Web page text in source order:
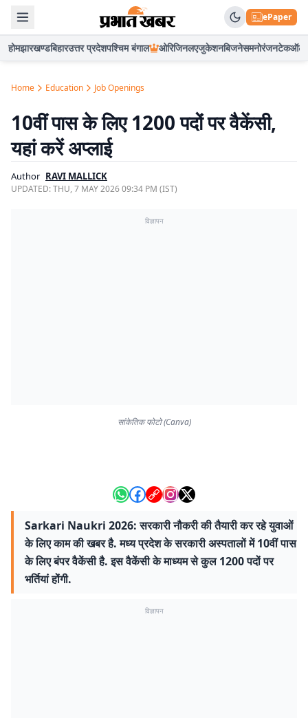
ePaper
होमझारखण्डबिहारउत्तर प्रदेशपश्चिम बंगाल ओरिजिनलएजुकेशनबिजनेसमनोरंजनटेकऑटो
Home Education Job Openings
10वीं पास के लिए 1200 पदों पर वैकेंसी,
यहां करें अप्लाई
Author RAVI MALLICK
UPDATED:THU, 7 MAY 2026 09:34 PM (IST)
विज्ञापन
सांकेतिक फोटो (Canva)
Sarkari Naukri 2026: सरकारी नौकरी की तैयारी कर रहे युवाओं
के लिए काम की खबर है. मध्य प्रदेश के सरकारी अस्पतालों में 10वीं पास
के लिए बंपर वैकेंसी है. इस वैकेंसी के माध्यम से कुल 1200 पदों पर
भर्तियां होंगी.
विज्ञापन